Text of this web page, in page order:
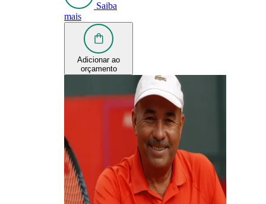
Saiba
mais
Adicionar ao
orçamento